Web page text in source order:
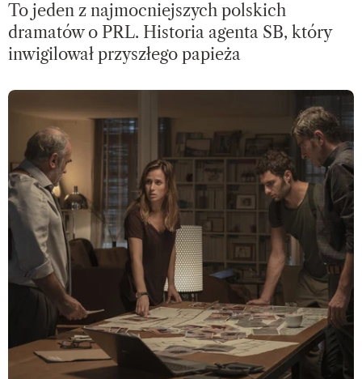
To jeden z najmocniejszych polskich
dramatów o PRL. Historia agenta SB, który
inwigilował przyszłego papieża